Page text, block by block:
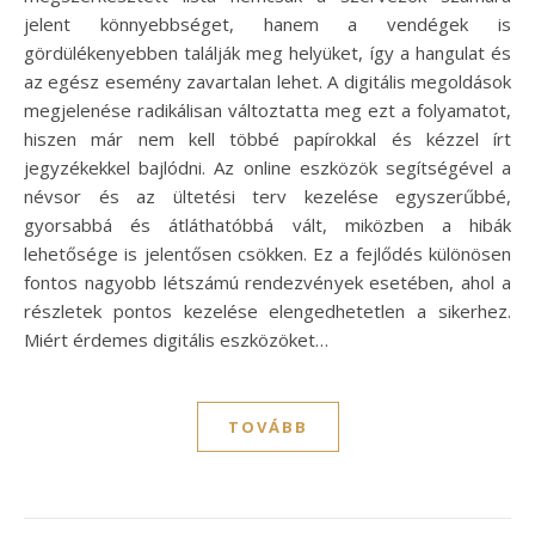
jelent könnyebbséget, hanem a vendégek is
gördülékenyebben találják meg helyüket, így a hangulat és
az egész esemény zavartalan lehet. A digitális megoldások
megjelenése radikálisan változtatta meg ezt a folyamatot,
hiszen már nem kell többé papírokkal és kézzel írt
jegyzékekkel bajlódni. Az online eszközök segítségével a
névsor és az ültetési terv kezelése egyszerűbbé,
gyorsabbá és átláthatóbbá vált, miközben a hibák
lehetősége is jelentősen csökken. Ez a fejlődés különösen
fontos nagyobb létszámú rendezvények esetében, ahol a
részletek pontos kezelése elengedhetetlen a sikerhez.
Miért érdemes digitális eszközöket…
TOVÁBB